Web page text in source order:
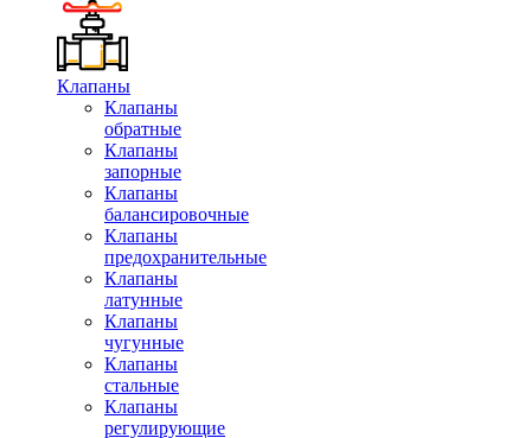
Клапаны
Клапаны
обратные
Клапаны
запорные
Клапаны
балансировочные
Клапаны
предохранительные
Клапаны
латунные
Клапаны
чугунные
Клапаны
стальные
Клапаны
регулирующие